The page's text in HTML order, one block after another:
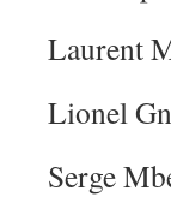
Laurent
Lionel
Serge